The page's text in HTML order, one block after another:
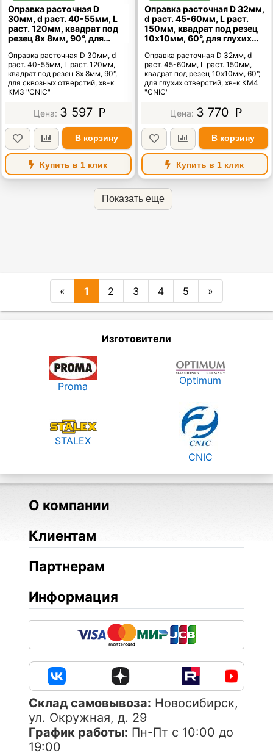
Оправка расточная D
30мм, d раст. 40-55мм, L
раст. 120мм, квадрат под
резец 8х 8мм, 90°, для
КМ3 "CNIC"
Оправка расточная D 30мм, d
раст. 40-55мм, L раст. 120мм,
квадрат под резец 8х 8мм, 90°,
для сквозных отверстий, хв-к
КМ3 "CNIC"
3 597 p
В корзину
Купить в 1 клик
Оправка расточная D 32мм,
d раст. 45-60мм, L раст.
150мм, квадрат под резец
10х10мм, 60°, для глухих
"CNIC"
Оправка расточная D 32мм, d
раст. 45-60мм, L раст. 150мм,
квадрат под резец 10х10мм, 60°,
для глухих отверстий, хв-к КМ4
"CNIC"
3 770 p
В корзину
Купить в 1 клик
Показать еще
« 1 2 3 4 5 »
Изготовители
Proma Optimum
STALEX
CNIC
О компании
Клиентам
Партнерам
Информация
Cклад самовывоза: Новосибирск,
ул. Окружная, д. 29
График работы: Пн-Пт с 10:00 до
19:00